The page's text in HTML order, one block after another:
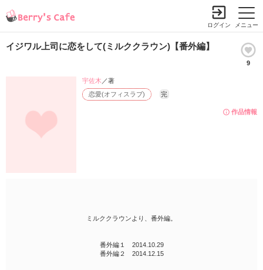
メニュー
ログイン
イジワル上司に恋をして(ミルククラウン)【番外編】
9
作品情報
恋愛(オフィスラブ) 完
宇佐木 ／著
ミルククラウンより、番外編。
番外編１ 2014.10.29
番外編２ 2014.12.15